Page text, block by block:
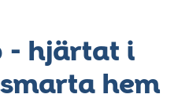
- hjärtat i
hem